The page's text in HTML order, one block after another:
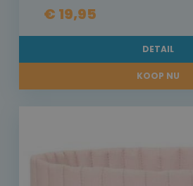
€ 19,95
DETAIL
KOOP NU